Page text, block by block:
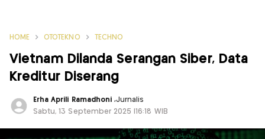
HOME OTOTEKNO TECHNO
Vietnam Dilanda Serangan Siber, Data
Kreditur Diserang
Erha Aprili Ramadhoni,Jurnalis
Sabtu, 13 September 2025 |16:18 WIB